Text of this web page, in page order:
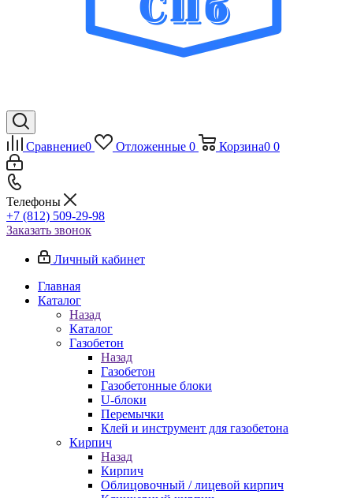
Сравнение0 Отложенные 0 Корзина0 0
Телефоны
+7 (812) 509-29-98
Заказать звонок
Личный кабинет
Главная
Каталог
Назад
Каталог
Газобетон
Назад
Газобетон
Газобетонные блоки
U-блоки
Перемычки
Клей и инструмент для газобетона
Кирпич
Назад
Кирпич
Облицовочный / лицевой кирпич